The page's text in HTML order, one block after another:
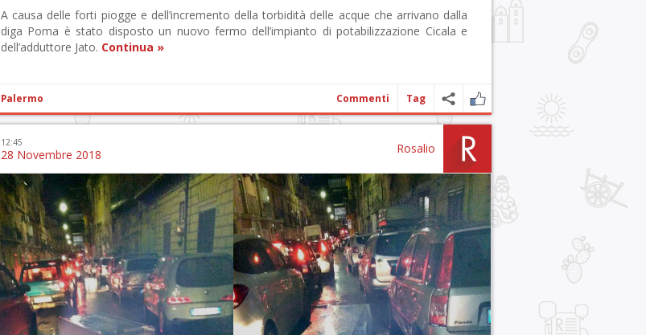
A causa delle forti piogge e dell’incremento della torbidità delle acque che arrivano dalla
diga Poma è stato disposto un nuovo fermo dell’impianto di potabilizzazione Cicala e
dell’adduttore Jato. Continua »
Palermo Commenti Tag
12:45
28 Novembre 2018 Rosalio